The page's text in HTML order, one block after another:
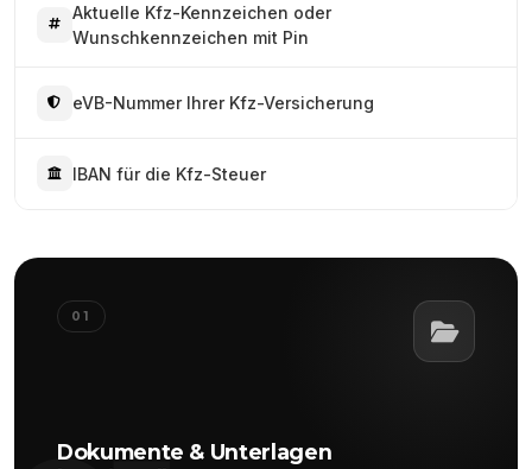
Aktuelle Kfz-Kennzeichen oder
Wunschkennzeichen mit Pin
eVB-Nummer Ihrer Kfz-Versicherung
IBAN für die Kfz-Steuer
01
Dokumente & Unterlagen